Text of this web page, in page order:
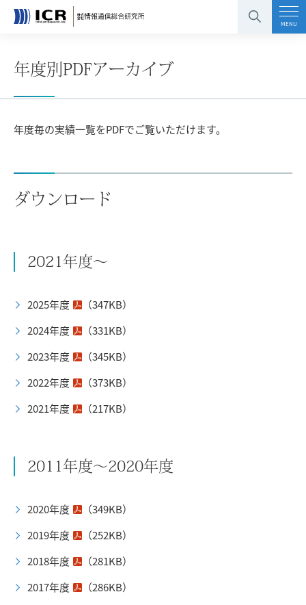
MENU
年度別PDFアーカイブ
年度毎の実績一覧をPDFでご覧いただけます。
ダウンロード
2021年度～
2025年度
（347KB）
2024年度
（331KB）
2023年度
（345KB）
2022年度
（373KB）
2021年度
（217KB）
2011年度～2020年度
2020年度
（349KB）
2019年度
（252KB）
2018年度
（281KB）
2017年度
（286KB）